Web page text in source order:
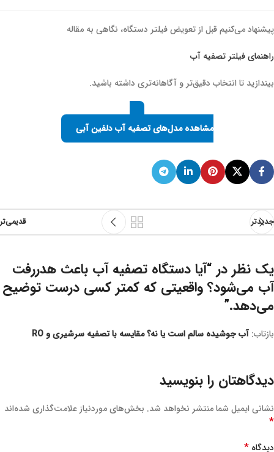
پیشنهاد می‌کنیم قبل از تعویض فیلتر دستگاه، نگاهی به مقاله
راهنمای فیلتر تصفیه آب
بیندازید تا انتخاب دقیق‌تر و آگاهانه‌تری داشته باشید.
مشاهده مدل‌های تصفیه آب دلفین آبی
جدیدتر قدیمی‌تر
یک نظر در “آیا دستگاه تصفیه آب باعث هدررفت
آب می‌شود؟ واقعیتی که کمتر کسی درست توضیح
می‌دهد.”
بازتاب: آب جوشیده سالم است یا نه؟ مقایسه با تصفیه سرشیری و RO
دیدگاهتان را بنویسید
نشانی ایمیل شما منتشر نخواهد شد. بخش‌های موردنیاز علامت‌گذاری شده‌اند
*
دیدگاه *